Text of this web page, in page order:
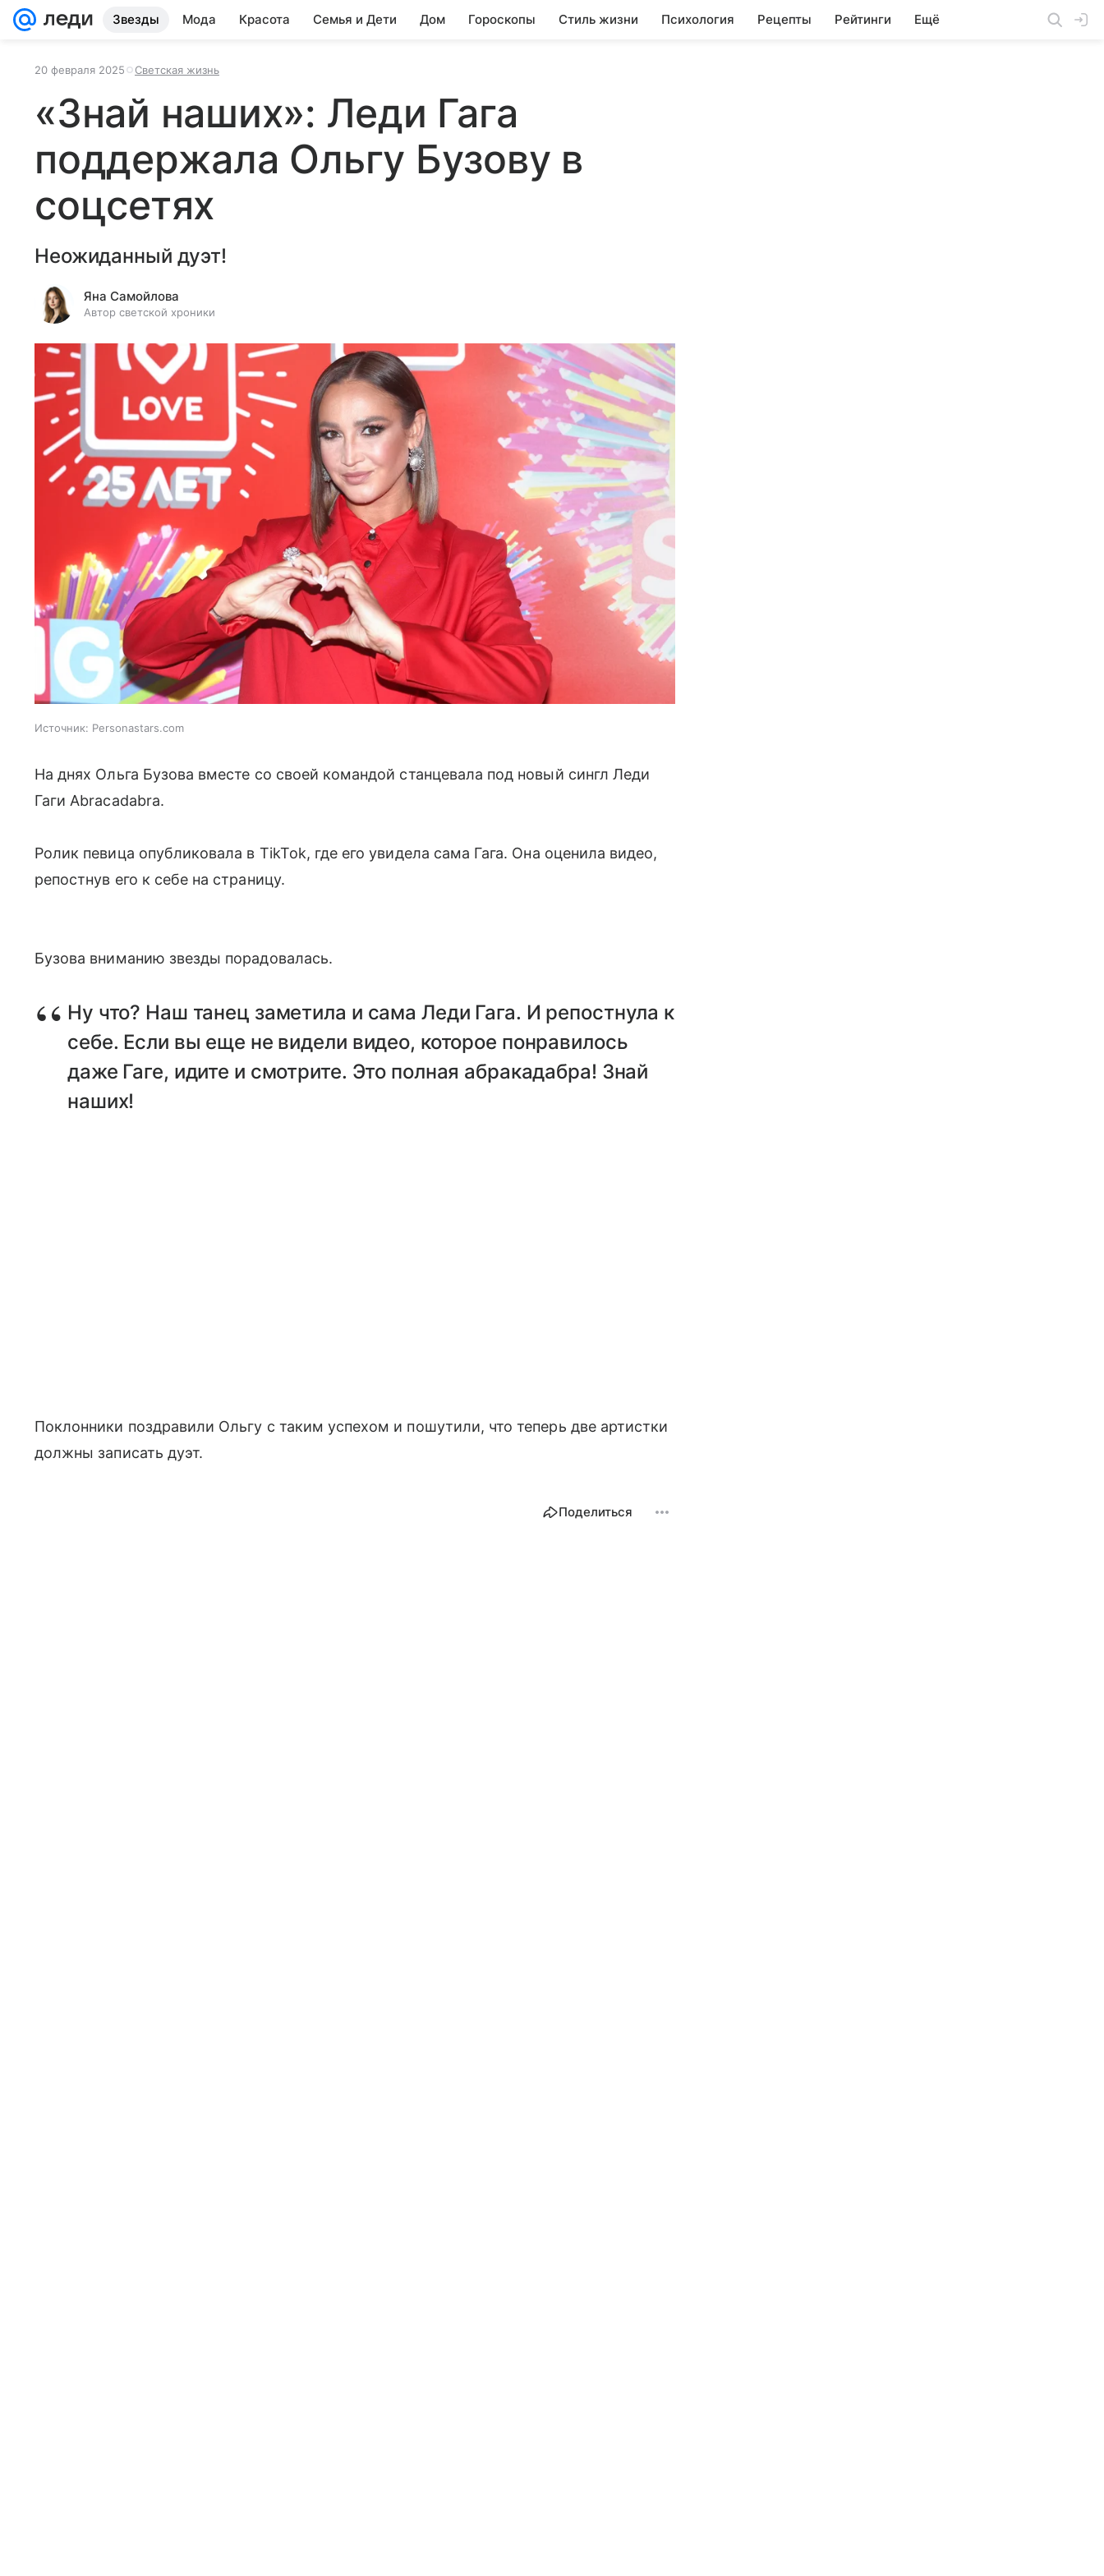
Звезды Мода Красота Семья и Дети Дом Гороскопы Стиль жизни Психология Рецепты Рейтинги Ещё
20 февраля 2025 Светская жизнь
«Знай наших»: Леди Гага
поддержала Ольгу Бузову в
соцсетях
Неожиданный дуэт!
Яна Самойлова
Автор светской хроники
Источник: Personastars.com
На днях Ольга Бузова вместе со своей командой станцевала под новый сингл Леди
Гаги Abracadabra.
Ролик певица опубликовала в TikTok, где его увидела сама Гага. Она оценила видео,
репостнув его к себе на страницу.
Бузова вниманию звезды порадовалась.
Ну что? Наш танец заметила и сама Леди Гага. И репостнула к
себе. Если вы еще не видели видео, которое понравилось
даже Гаге, идите и смотрите. Это полная абракадабра! Знай
наших!
Поклонники поздравили Ольгу с таким успехом и пошутили, что теперь две артистки
должны записать дуэт.
Поделиться